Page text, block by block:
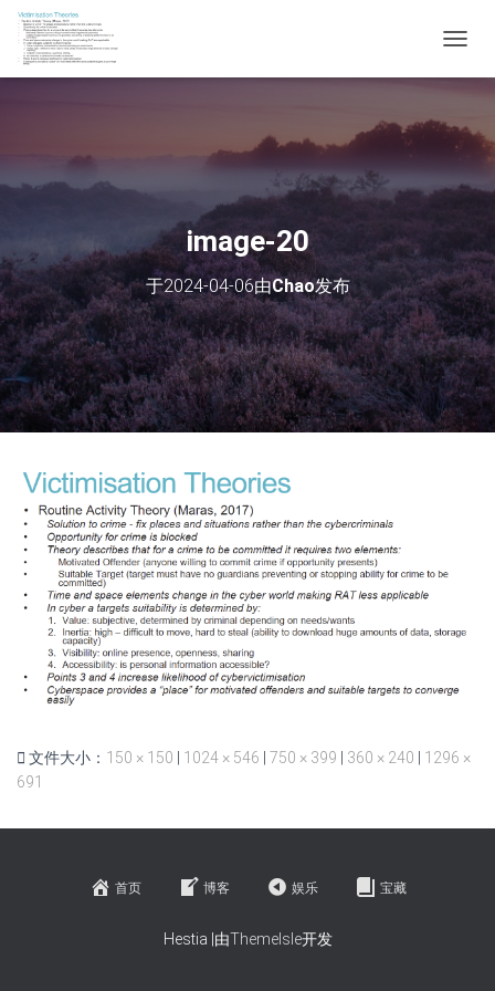
换
image-20
于2024-04-06由Chao发布
文件大小： 150 × 150 1024 × 546 750 × 399 360 × 240
1296 ×
691
首页 博客 娱乐 宝藏
Hestia |由ThemeIsle开发